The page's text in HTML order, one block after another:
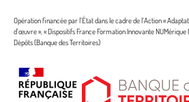
Opération financée par l’État dans le cadre de l’Action «
d’œuvre », « Dispositifs France Formation Innovante NUMérique
Dépôts (Banque des Territoires)